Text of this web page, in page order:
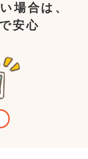
場合は、
安心